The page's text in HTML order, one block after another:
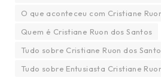
O que aconteceu com Cristiane
Quem é Cristiane Ruon dos Santos
Tudo sobre Cristiane Ruon dos
Tudo sobre Entusiasta Cristiane